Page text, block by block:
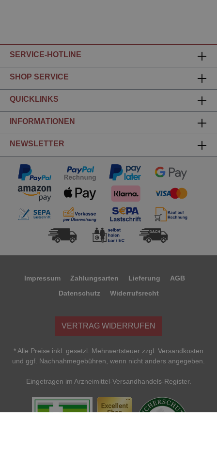
SERVICE-HOTLINE
SHOP SERVICE
QUICKLINKS
INFORMATIONEN
NEWSLETTER
Impressum Zahlungsarten Lieferung
AGB
Datenschutz
Widerrufsrecht
VERTRAG WIDERRUFEN
* Alle Preise inkl. gesetzl. Mehrwertsteuer zzgl. Versandkosten
und ggf. Nachnahmegebühren, wenn nicht anders angegeben.
Eingetragen im Arzneimittel-Versandhandels-Register.